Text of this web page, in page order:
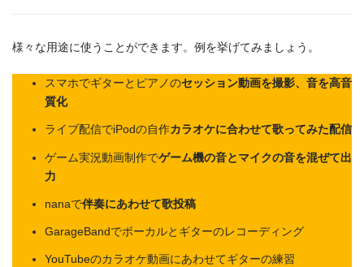
様々な用途に使うことができます。例を挙げてみましょう。
スマホでギターとピアノのセッション動画を撮影、音を高音
質化
ライブ配信でiPodの自作カラオケに合わせて歌ってみた配信
ゲーム実況動画制作でゲーム機の音とマイクの音を混ぜて出
力
nanaで伴奏にあわせて歌投稿
GarageBandでボーカルとギターのレコーディング
YouTubeのカラオケ動画にあわせてギターの練習